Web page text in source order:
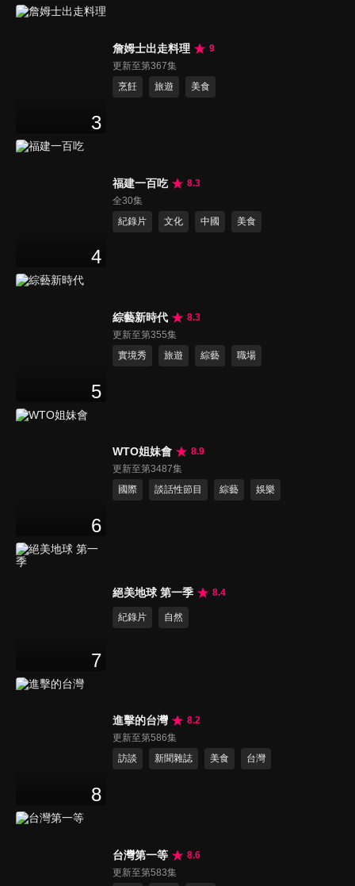
3
詹姆士出走料理
9
更新至第367集
烹飪
旅遊 美食
4
福建一百吃
8.3
全30集
紀錄片
文化 中國 美食
5
綜藝新時代
8.3
更新至第355集
實境秀
旅遊 綜藝 職場
6
WTO姐妹會
8.9
更新至第3487集
國際
談話性節目 綜藝 娛樂
7
絕美地球 第一季 8.4
紀錄片 自然
8
進擊的台灣
8.2
更新至第586集
訪談
新聞雜誌 美食 台灣
台灣第一等
8.6
更新至第583集